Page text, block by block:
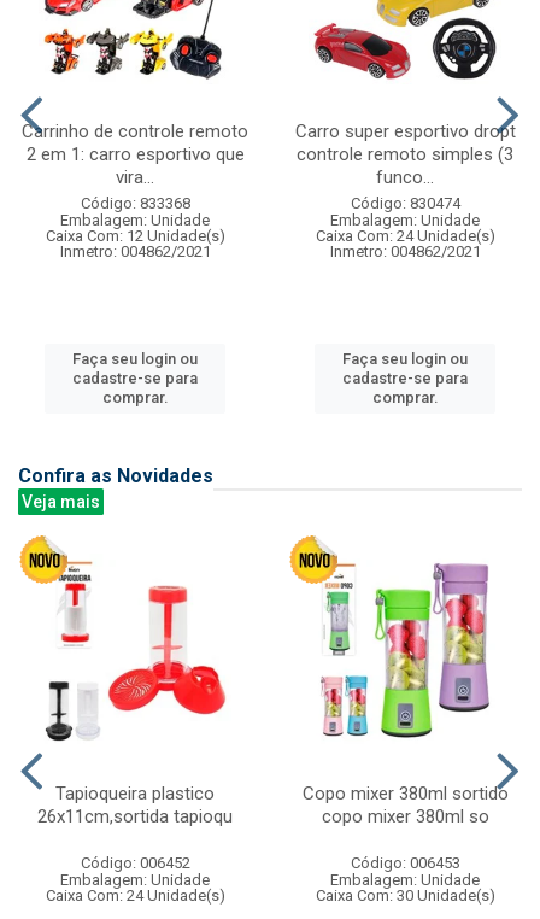
Carrinho de controle remoto
2 em 1: carro esportivo que
vira...
Código: 833368
Embalagem: Unidade
Caixa Com: 12 Unidade(s)
Inmetro: 004862/2021
Faça seu login ou
cadastre-se para
comprar.
Carro super esportivo dropt
controle remoto simples (3
funco...
Código: 830474
Embalagem: Unidade
Caixa Com: 24 Unidade(s)
Inmetro: 004862/2021
Faça seu login ou
cadastre-se para
comprar.
Confira as Novidades
Veja mais
Tapioqueira plastico
26x11cm,sortida tapioqu
Código: 006452
Embalagem: Unidade
Caixa Com: 24 Unidade(s)
Copo mixer 380ml sortido
copo mixer 380ml so
Código: 006453
Embalagem: Unidade
Caixa Com: 30 Unidade(s)